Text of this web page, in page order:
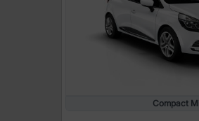
Compact